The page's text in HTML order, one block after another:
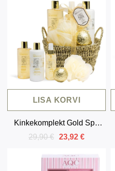
LISA KORVI
Kinkekomplekt Gold Spa
vanilli ja sandlipuuga (5
29,90 € 23,92 €